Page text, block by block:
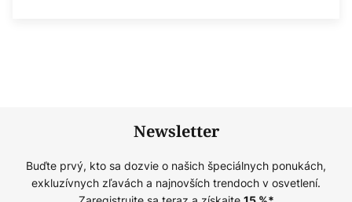
Newsletter
Buďte prvý, kto sa dozvie o našich špeciálnych ponukách,
exkluzívnych zľavách a najnovších trendoch v osvetlení.